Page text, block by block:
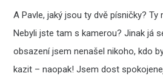
A Pavle, jaký jsou ty dvě písničky?
Nebyli jste tam s kamerou? Jinak já
obsazení jsem nenašel nikoho, kdo
kazit – naopak! Jsem dost